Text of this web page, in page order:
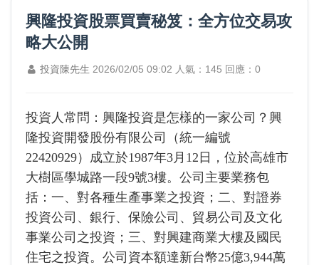
興隆投資股票買賣秘笈：全方位交易攻
略大公開
投資陳先生 2026/02/05 09:02 人氣：145 回應：0
投資人常問：興隆投資是怎樣的一家公司？興
隆投資開發股份有限公司（統一編號
22420929）成立於1987年3月12日，位於高雄市
大樹區學城路一段9號3樓。公司主要業務包
括：一、對各種生產事業之投資；二、對證券
投資公司、銀行、保險公司、貿易公司及文化
事業公司之投資；三、對興建商業大樓及國民
住宅之投資。公司資本額達新台幣25億3,944萬